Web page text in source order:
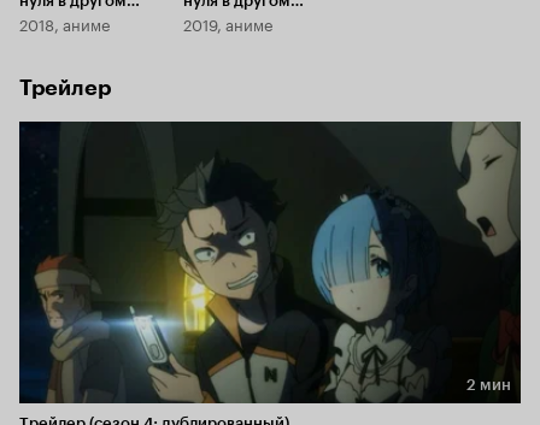
мире: Снежные
2018, аниме
мире:
2019, аниме
Трейлер
Длительность 2 мин
2 мин